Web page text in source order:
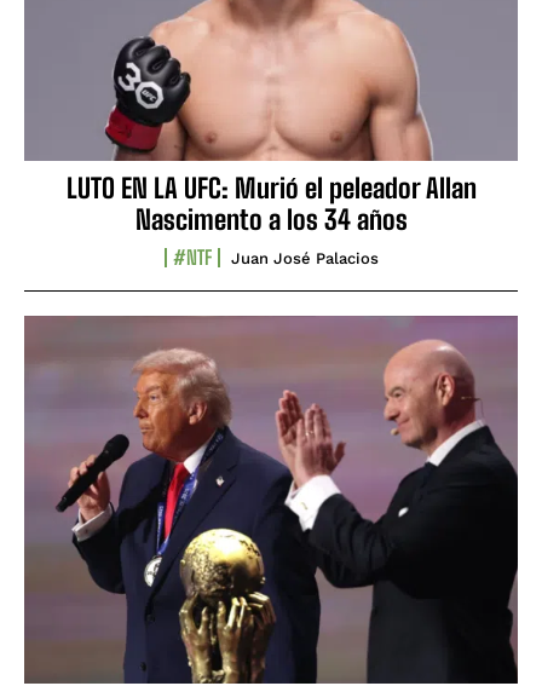
LUTO EN LA UFC: Murió el peleador Allan
Nascimento a los 34 años
#NTF Juan José Palacios